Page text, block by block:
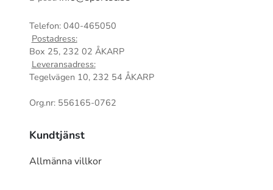
Telefon: 040-465050
Postadress:
Box 25, 232 02 ÅKARP
Leveransadress:
Tegelvägen 10, 232 54 ÅKARP
Org.nr: 556165-0762
Kundtjänst
Allmänna villkor